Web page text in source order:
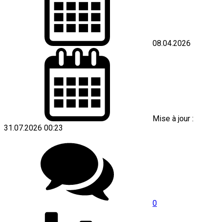
08.04.2026
Mise à jour :
31.07.2026 00:23
0